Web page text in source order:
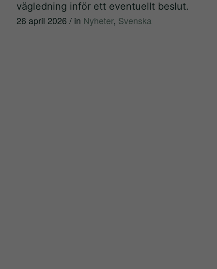
vägledning inför ett eventuellt beslut.
26 april 2026 / in Nyheter, Svenska